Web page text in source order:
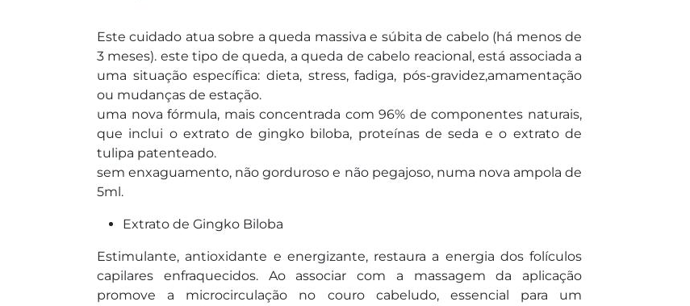
Este cuidado atua sobre a queda massiva e súbita de cabelo (há menos de
3 meses). este tipo de queda, a queda de cabelo reacional, está associada a
uma situação específica: dieta, stress, fadiga, pós-gravidez,amamentação
ou mudanças de estação.
uma nova fórmula, mais concentrada com 96% de componentes naturais,
que inclui o extrato de gingko biloba, proteínas de seda e o extrato de
tulipa patenteado.
sem enxaguamento, não gorduroso e não pegajoso, numa nova ampola de
5ml.
Extrato de Gingko Biloba
Estimulante, antioxidante e energizante, restaura a energia dos folículos
capilares enfraquecidos. Ao associar com a massagem da aplicação
promove a microcirculação no couro cabeludo, essencial para um